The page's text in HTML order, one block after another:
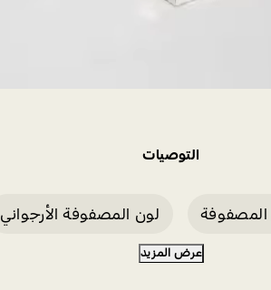
التوصيات
لون المصفوفة الأرجواني
عرض المزيد